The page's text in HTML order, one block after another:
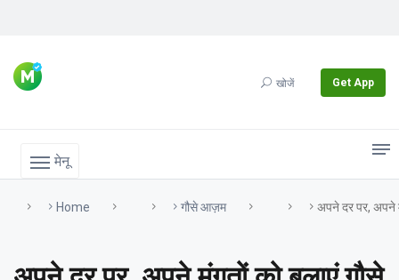
खोजें Get App
मेनू
Home गौसे आज़म अपने दर पर, अपने